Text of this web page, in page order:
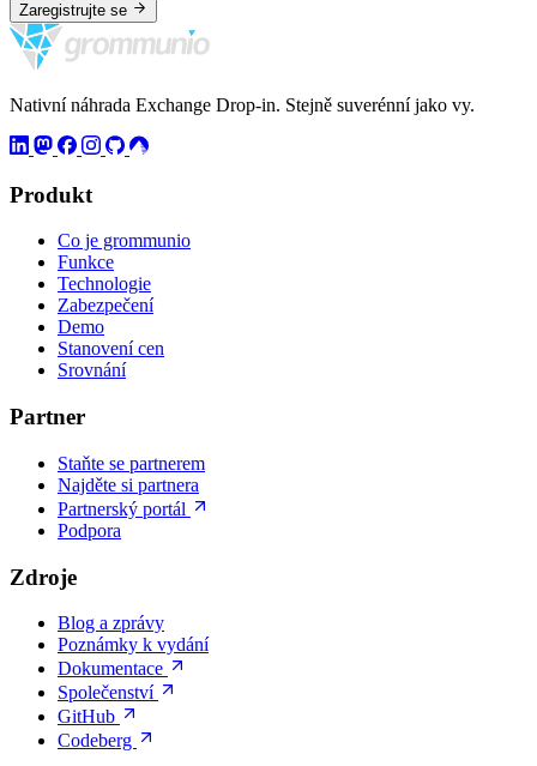
Zaregistrujte se
Nativní náhrada Exchange Drop-in. Stejně suverénní jako vy.
Produkt
Co je grommunio
Funkce
Technologie
Zabezpečení
Demo
Stanovení cen
Srovnání
Partner
Staňte se partnerem
Najděte si partnera
Partnerský portál
Podpora
Zdroje
Blog a zprávy
Poznámky k vydání
Dokumentace
Společenství
GitHub
Codeberg